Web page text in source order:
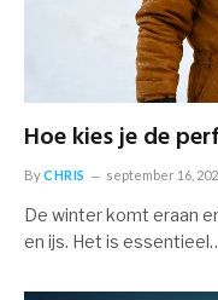
Hoe kies je de
ByCHRIS september 16,
De winter komt eraan
en ijs. Het is